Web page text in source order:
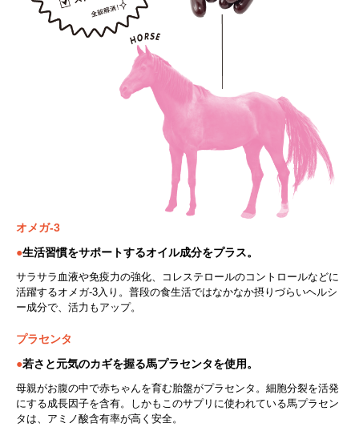
オメガ-3
●生活習慣をサポートするオイル成分をプラス。
サラサラ血液や免疫力の強化、コレステロールのコントロールなどに
活躍するオメガ-3入り。普段の食生活ではなかなか摂りづらいヘルシ
ー成分で、活力もアップ。
プラセンタ
●若さと元気のカギを握る馬プラセンタを使用。
母親がお腹の中で赤ちゃんを育む胎盤がプラセンタ。細胞分裂を活発
にする成長因子を含有。しかもこのサプリに使われている馬プラセン
タは、アミノ酸含有率が高く安全。